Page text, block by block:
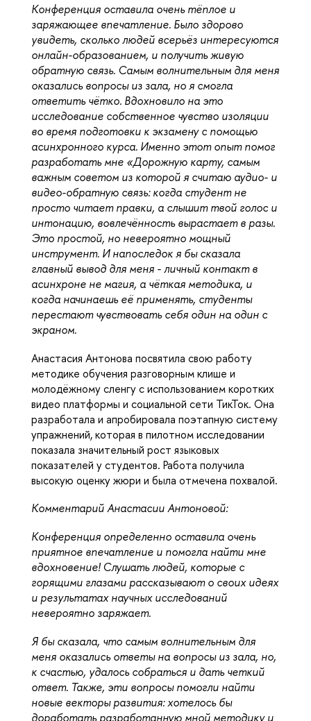
Конференция оставила очень тёплое и
заряжающее впечатление. Было здорово
увидеть, сколько людей всерьёз интересуются
онлайн-образованием, и получить живую
обратную связь. Самым волнительным для меня
оказались вопросы из зала, но я смогла
ответить чётко. Вдохновило на это
исследование собственное чувство изоляции
во время подготовки к экзамену с помощью
асинхронного курса. Именно этот опыт помог
разработать мне «Дорожную карту, самым
важным советом из которой я считаю аудио- и
видео-обратную связь: когда студент не
просто читает правки, а слышит твой голос и
интонацию, вовлечённость вырастает в разы.
Это простой, но невероятно мощный
инструмент. И напоследок я бы сказала
главный вывод для меня - личный контакт в
асинхроне не магия, а чёткая методика, и
когда начинаешь её применять, студенты
перестают чувствовать себя один на один с
экраном.
Анастасия Антонова посвятила свою работу
методике обучения разговорным клише и
молодёжному сленгу с использованием коротких
видео платформы и социальной сети ТикТок. Она
разработала и апробировала поэтапную систему
упражнений, которая в пилотном исследовании
показала значительный рост языковых
показателей у студентов. Работа получила
высокую оценку жюри и была отмечена похвалой.
Комментарий Анастасии Антоновой:
Конференция определенно оставила очень
приятное впечатление и помогла найти мне
вдохновение! Слушать людей, которые с
горящими глазами рассказывают о своих идеях
и результатах научных исследований
невероятно заряжает.
Я бы сказала, что самым волнительным для
меня оказались ответы на вопросы из зала, но,
к счастью, удалось собраться и дать четкий
ответ. Также, эти вопросы помогли найти
новые векторы развития: хотелось бы
доработать разработанную мной методику и